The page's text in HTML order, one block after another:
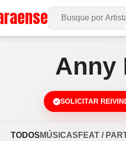
Buscar no Site
Anny
SOLICITAR
TODOS MÚSICAS FEAT /